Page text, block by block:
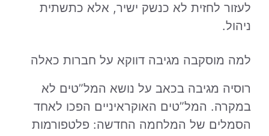
לעזור לחזית לא כנשק ישיר, אלא כתשתית
ניהול.
למה מוסקבה מגיבה דווקא על חברות כאלה
רוסיה מגיבה בכאב על נושא המל”טים לא
במקרה. המל”טים האוקראיניים הפכו לאחד
הסמלים של המלחמה החדשה: פלטפורמות